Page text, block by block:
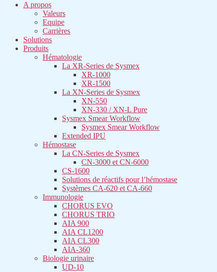
A propos
Valeurs
Equipe
Carrières
Solutions
Produits
Hématologie
La XR-Series de Sysmex​
XR-1000
XR-1500
La XN-Series de Sysmex​
XN-550
XN-330 / XN-L Pure
Sysmex Smear Workflow
Sysmex Smear Workflow
Extended IPU
Hémostase
La CN-Series de Sysmex​
CN-3000 et CN-6000
CS-1600
Solutions de réactifs pour l’hémostase
Systèmes CA-620 et CA-660
Immunologie
CHORUS EVO
CHORUS TRIO
AIA 900
AIA CL1200
AIA CL300
AIA-360
Biologie urinaire
UD-10